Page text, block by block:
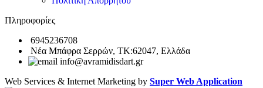
Πληροφορίες
6945236708
Νέα Μπάφρα Σερρών, ΤΚ:62047, Ελλάδα
info@avramidisdart.gr
Web Services & Internet Marketing by Super Web Application